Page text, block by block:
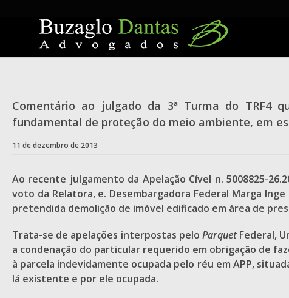
Comentário ao julgado da 3ª Turma do TRF4
fundamental de proteção do meio ambiente, em
11 de dezembro de 2013
Ao recente julgamento da Apelação Cível n. 5008825-
voto da Relatora, e. Desembargadora Federal Marga
pretendida demolição de imóvel edificado em área de
Trata-se de apelações interpostas pelo ParquetFederal,
a condenação do particular requerido em obrigação de
à parcela indevidamente ocupada pelo réu em APP,
lá existente e por ele ocupada.